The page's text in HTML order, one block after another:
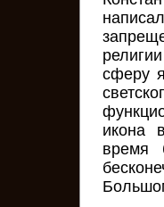
сферу
икона
время